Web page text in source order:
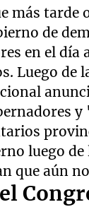
más
de
en el día
Luego de
luego
que aún